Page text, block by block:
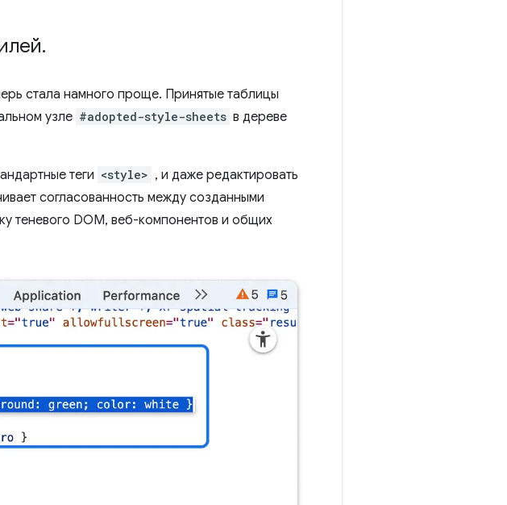
.
стала намного проще. Принятые таблицы
узле #adopted-style-sheets в дереве
теги <style> , и даже редактировать
согласованность между созданными
теневого DOM, веб-компонентов и общих